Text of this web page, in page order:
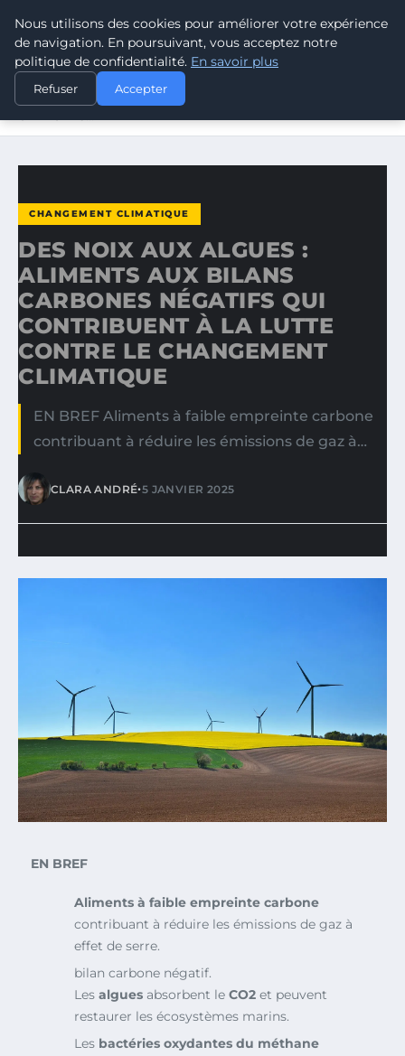
CLIMATE RESPONSE BLOG
ACCUEIL
CHANGEMENT CLIMATIQUE
DES NOIX AUX ALGUES : ALIMENTS AUX BILANS
CHANGEMENT CLIMATIQUE
DES NOIX AUX ALGUES :
ALIMENTS AUX BILANS
CARBONES NÉGATIFS QUI
CONTRIBUENT À LA LUTTE
CONTRE LE CHANGEMENT
CLIMATIQUE
EN BREF Aliments à faible empreinte carbone
contribuant à réduire les émissions de gaz à…
CLARA ANDRÉ•5 JANVIER 2025
EN BREF
Aliments à faible empreinte carbone
contribuant à réduire les émissions de gaz à
effet de serre.
bilan carbone négatif.
Les algues absorbent le CO2 et peuvent
restaurer les écosystèmes marins.
Les bactéries oxydantes du méthane
Nous utilisons des cookies pour améliorer votre expérience
de navigation. En poursuivant, vous acceptez notre
politique de confidentialité. En savoir plus
Refuser Accepter